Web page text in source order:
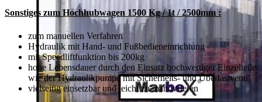
Sonstiges zum Hochhubwagen 1500 Kg / 1t / 2500mm :
zum manuellen Verfahren
Hydraulik mit Hand- und Fußbedieneinrichtung
mit Speedliftfunktion bis 200kg
hohe Lebensdauer durch den Einsatz hochwertiger Einzelteile
wie der Hydraulikpumpe mit Sicherheits- und Überlastventil
vielseitig einsetzbar und leicht zu manövrieren